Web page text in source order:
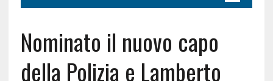
Nominato il nuovo capo
della Polizia e Lamberto